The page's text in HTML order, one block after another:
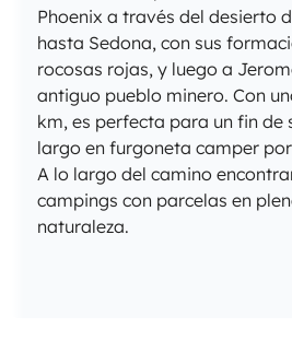
Phoenix a través del desierto
hasta Sedona, con sus
rocosas rojas, y luego a
antiguo pueblo minero. Con
km, es perfecta para un fin de
largo en furgoneta camper
A lo largo del camino
campings con parcelas en
naturaleza.